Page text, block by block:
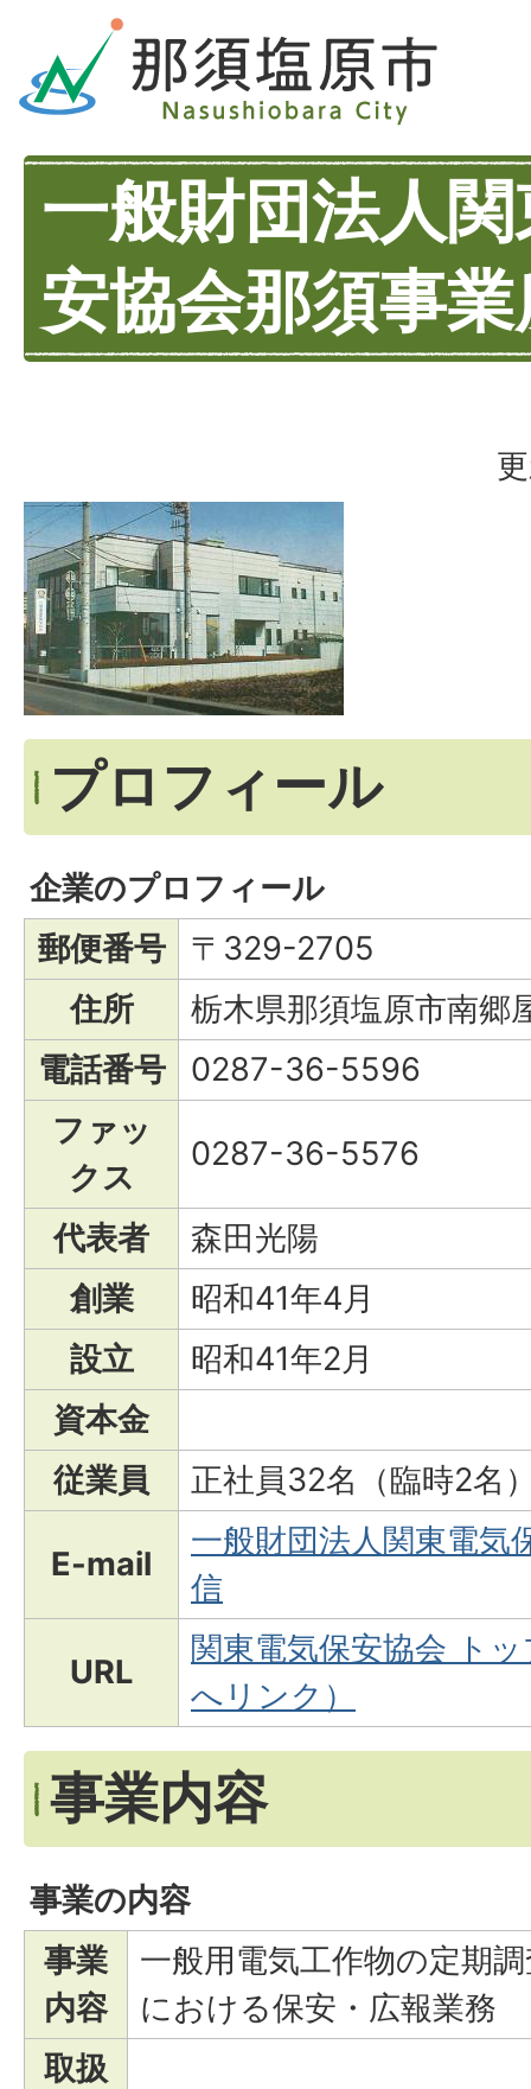
一般財団法人
安協会那須事
プロフィール
企業のプロフィール
郵便番号
〒329-2705
住所
栃木県那須塩原市南
電話番号
0287-36-5596
ファッ
クス
0287-36-5576
代表者
森田光陽
創業
昭和41年4月
設立
昭和41年2月
資本金
従業員
正社員32名（臨時2名
E-mail
一般財団法人関東電気
信
URL
関東電気保安協会 ト
へリンク）
事業内容
事業の内容
事業
内容
一般用電気工作物の定期
における保安・広報業務
取扱